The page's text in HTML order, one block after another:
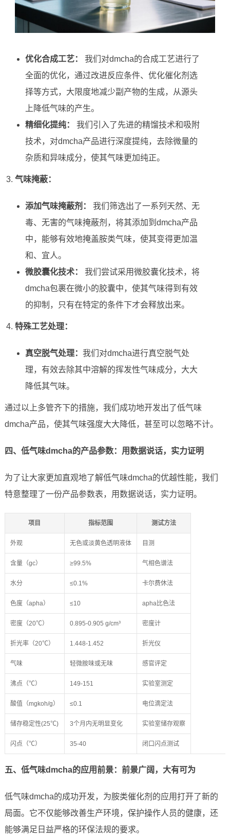
优化合成工艺：
我们对dmcha的合成工艺进行了
全面的优化，通过改进反应条件、优化催化剂选
择等方式，大限度地减少副产物的生成，从源头
上降低气味的产生。
精细化提纯：
我们引入了先进的精馏技术和吸附
技术，对dmcha产品进行深度提纯，去除微量的
杂质和异味成分，使其气味更加纯正。
气味掩蔽：
添加气味掩蔽剂：
我们筛选出了一系列天然、无
毒、无害的气味掩蔽剂，将其添加到dmcha产品
中，能够有效地掩盖胺类气味，使其变得更加温
和、宜人。
微胶囊化技术：
我们尝试采用微胶囊化技术，将
dmcha包裹在微小的胶囊中，使其气味得到有效
的抑制，只有在特定的条件下才会释放出来。
特殊工艺处理：
真空脱气处理： 我们对dmcha进行真空脱气处
理，有效去除其中溶解的挥发性气味成分，大大
降低其气味。
通过以上多管齐下的措施，我们成功地开发出了低气味
dmcha产品，使其气味强度大大降低，甚至可以忽略不计。
四、低气味dmcha的产品参数：用数据说话，实力证明
为了让大家更加直观地了解低气味dmcha的优越性能，我们
特意整理了一份产品参数表，用数据说话，实力证明。
项目 指标范围 测试方法
外观 无色或淡黄色透明液体 目测
含量（gc） ≥99.5% 气相色谱法
水分 ≤0.1% 卡尔费休法
色度（apha） ≤10 apha比色法
密度（20℃） 0.895-0.905 g/cm³ 密度计
折光率（20℃） 1.448-1.452 折光仪
气味 轻微胺味或无味 感官评定
沸点（℃） 149-151 实验室测定
酸值（mgkoh/g） ≤0.1 电位滴定法
储存稳定性(25℃) 3个月内无明显变化 实验室储存观察
闪点（℃） 35-40 闭口闪点测试
五、低气味dmcha的应用前景：前景广阔，大有可为
低气味dmcha的成功开发，为胺类催化剂的应用打开了新的
局面。它不仅能够改善生产环境，保护操作人员的健康，还
能够满足日益严格的环保法规的要求。